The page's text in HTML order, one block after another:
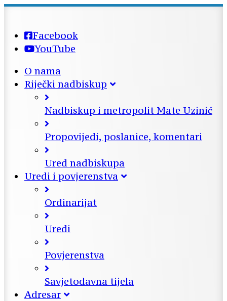
Facebook
YouTube
O nama
Riječki nadbiskup
Nadbiskup i metropolit Mate Uzinić
Propovijedi, poslanice, komentari
Ured nadbiskupa
Uredi i povjerenstva
Ordinarijat
Uredi
Povjerenstva
Savjetodavna tijela
Adresar